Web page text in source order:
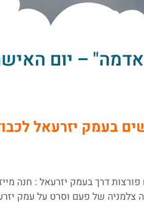
– יום
בעמק יזרעאל
דרך בעמק יזרעאל : חנה
צלמניה של פעם וסרט על עמק